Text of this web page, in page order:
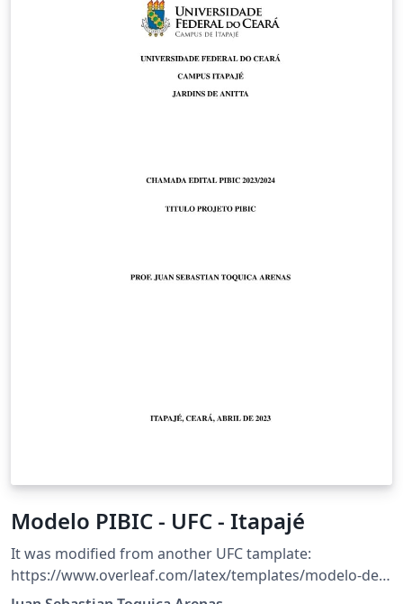
Modelo PIBIC - UFC - Itapajé
It was modified from another UFC tamplate:
https://www.overleaf.com/latex/templates/modelo-de-
trabalho-academico-ufc/qkxvwzzsfnqk